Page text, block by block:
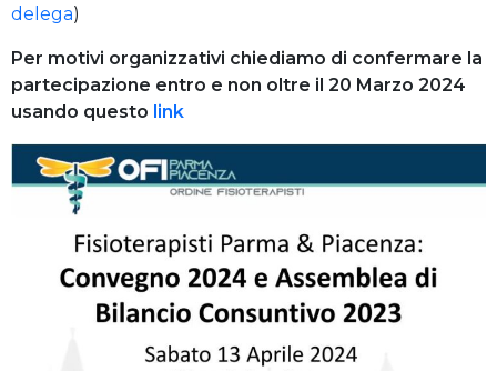
delega)
Per motivi organizzativi chiediamo di confermare la
partecipazione entro e non oltre il 20 Marzo 2024
usando questo link